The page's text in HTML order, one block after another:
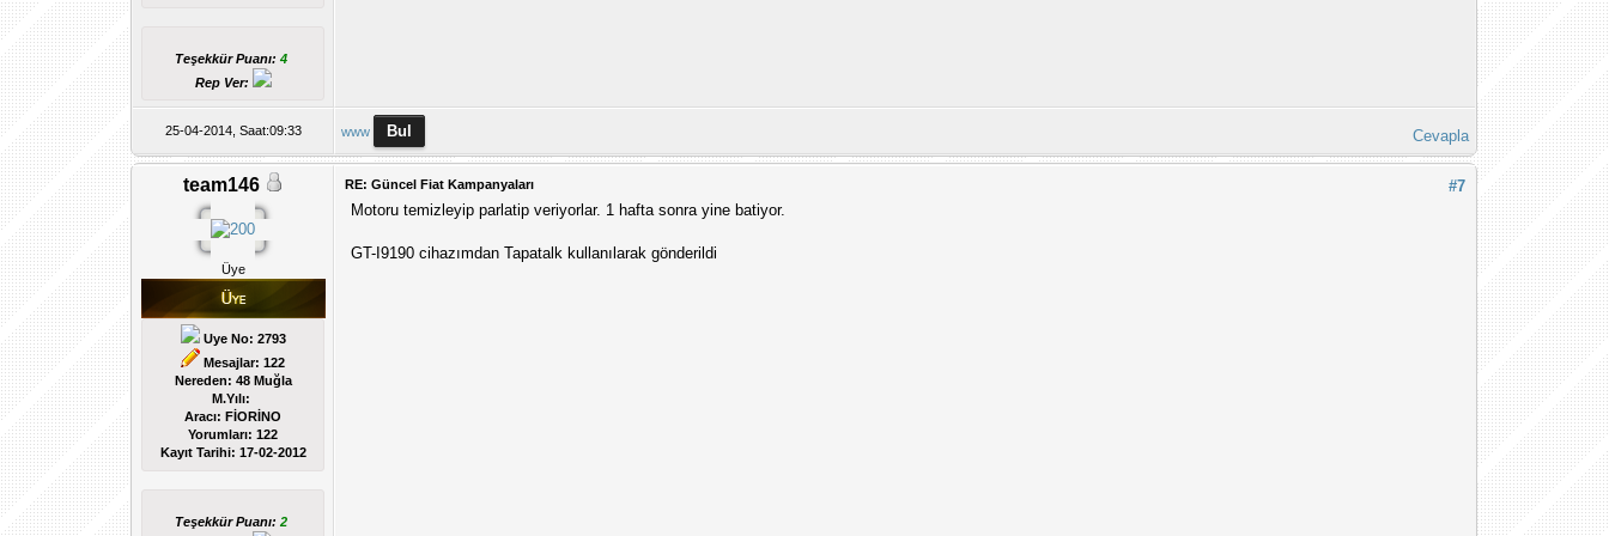
Teşekkür Puanı:4
Rep Ver:
25-04-2014, Saat:09:33 www Cevapla
team146
Üye
Uye No: 2793
Mesajlar: 122
Nereden: 48 Muğla
M.Yılı:
Aracı: FİORİNO
Yorumları:122
Kayıt Tarihi: 17-02-2012
Teşekkür Puanı:2
#7
RE: Güncel Fiat Kampanyaları
Motoru temizleyip parlatip veriyorlar. 1 hafta sonra yine batiyor.
GT-I9190 cihazımdan Tapatalk kullanılarak gönderildi